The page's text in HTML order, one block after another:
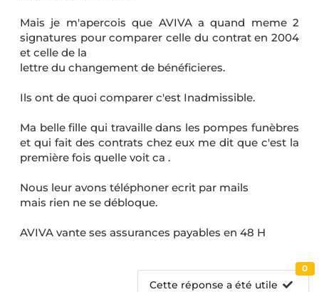
Mais je m'apercois que AVIVA a quand meme 2
signatures pour comparer celle du contrat en 2004
et celle de la
lettre du changement de bénéficieres.
Ils ont de quoi comparer c'est Inadmissible.
Ma belle fille qui travaille dans les pompes funèbres
et qui fait des contrats chez eux me dit que c'est la
première fois quelle voit ca .
Nous leur avons téléphoner ecrit par mails
mais rien ne se débloque.
AVIVA vante ses assurances payables en 48 H
Cette réponse a été utile
0